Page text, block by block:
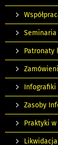
Patronaty
Infografiki
Zasoby
Praktyki w